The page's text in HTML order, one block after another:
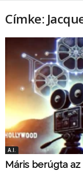
Címke:
A.I.
Máris berúgta